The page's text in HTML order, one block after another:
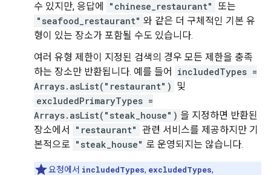
수 있지만, 응답에
"chinese_restaurant"
또는
"seafood_restaurant" 와 같은 더 구체적인 기본 유
형이 있는 장소가 포함될 수도 있습니다.
여러 유형 제한이 지정된 검색의 경우 모든 제한을 충족
하는 장소만 반환됩니다. 예를 들어
includedTypes =
Arrays.asList("restaurant") 및
excludedPrimaryTypes =
Arrays.asList("steak_house") 을 지정하면 반환된
장소에서
"restaurant" 관련 서비스를 제공하지만 기
본적으로 "steak_house" 로 운영되지는 않습니다.
요청에서 includedTypes, excludedTypes,